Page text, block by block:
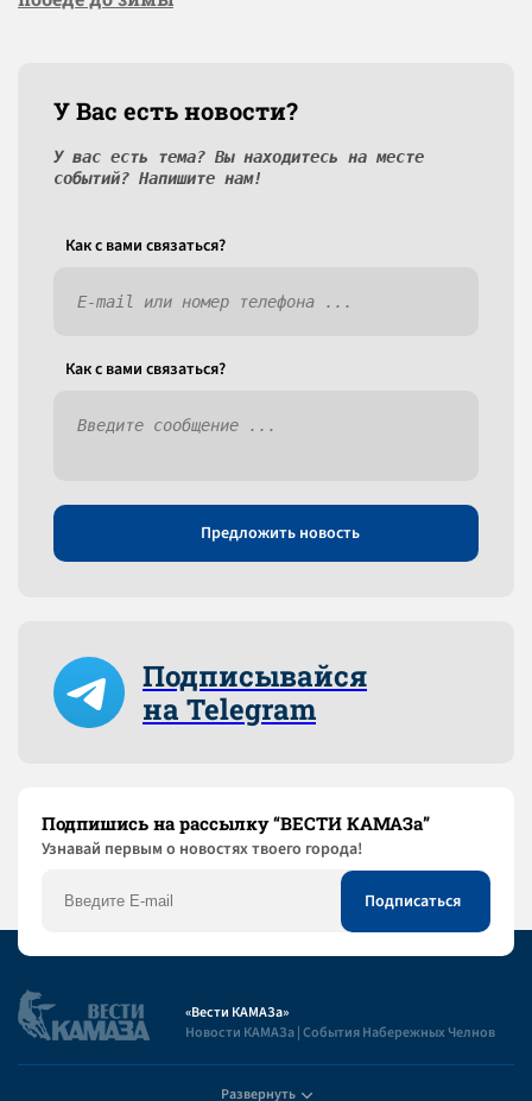
У Вас есть новости?
У вас есть тема? Вы находитесь на месте
событий? Напишите нам!
Как c вами связаться?
Как c вами связаться?
Предложить новость
Подписывайся
на Telegram
Подпишись на рассылку “ВЕСТИ КАМАЗа”
Узнaвай первым о новостях твоего города!
«Вести КАМАЗа»
Новости КАМАЗа | События Набережных Челнов
Развернуть